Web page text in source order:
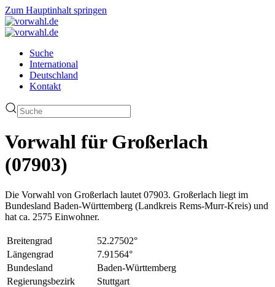
Zum Hauptinhalt springen
Suche
International
Deutschland
Kontakt
Vorwahl für Großerlach
(07903)
Die Vorwahl von Großerlach lautet 07903. Großerlach liegt im
Bundesland Baden-Württemberg (Landkreis Rems-Murr-Kreis) und
hat ca. 2575 Einwohner.
Breitengrad
52.27502°
Längengrad
7.91564°
Bundesland
Baden-Württemberg
Regierungsbezirk
Stuttgart